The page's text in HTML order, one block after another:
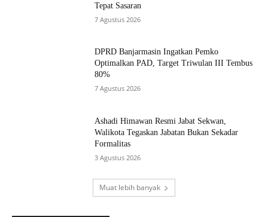
Tepat Sasaran
7 Agustus 2026
DPRD Banjarmasin Ingatkan Pemko
Optimalkan PAD, Target Triwulan III Tembus
80%
7 Agustus 2026
Ashadi Himawan Resmi Jabat Sekwan,
Walikota Tegaskan Jabatan Bukan Sekadar
Formalitas
3 Agustus 2026
Muat lebih banyak